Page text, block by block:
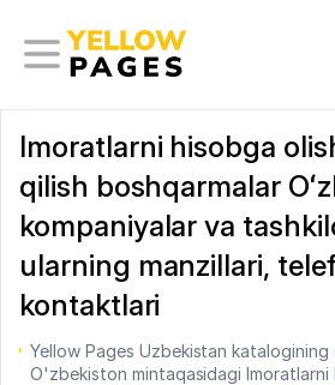
Imoratlarni hisobga
qilish boshqarmalar
kompaniyalar va
ularning manzillari,
kontaktlari
Yellow Pages Uzbekistan katalogining
O'zbekiston mintaqasidagi Imoratlarni